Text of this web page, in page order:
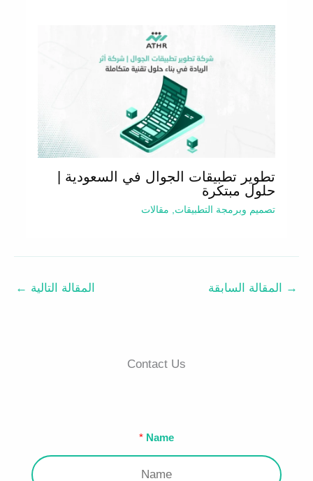
تطوير تطبيقات الجوال في السعودية |
حلول مبتكرة
تصميم وبرمجة التطبيقات, مقالات
→ المقالة السابقة المقالة التالية ←
Contact Us
Name